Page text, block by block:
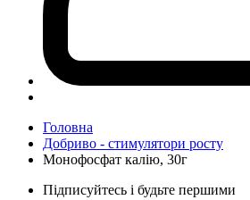
Головна
Добриво - стимулятори росту
Монофосфат калію, 30г
Підписуйтесь і будьте першими